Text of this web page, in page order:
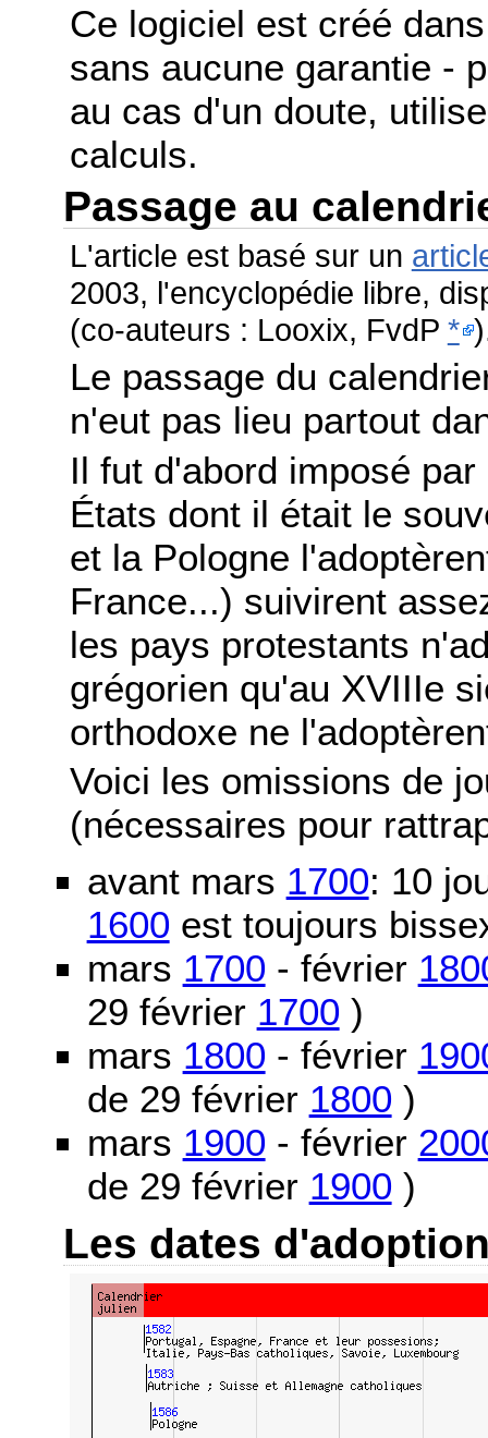
Ce logiciel est créé
sans aucune garantie -
au cas d'un doute,
calculs.
Passage au
L'article est basé sur un
2003, l'encyclopédie libre,
(co-auteurs : Looxix, FvdP *
Le passage du
n'eut pas lieu partout
Il fut d'abord imposé
États dont il était le
et la Pologne
France...) suivirent
les pays protestants
grégorien qu'au XVIIIe
orthodoxe ne
Voici les omissions de
(nécessaires pour
avant mars 1700: 10
1600 est toujours
mars 1700 - février
29 février 1700 )
mars 1800 - février
de 29 février 1800 )
mars 1900 - février
de 29 février 1900 )
Les dates